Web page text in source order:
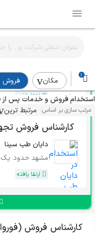
1
مکان فروش
استخدام فروش و خدمات پس
مرتب سازی بر اساس: مرتبط ترین
کارشناس فروش
بابلسر در چند
ارتقا یافته
کارشناس فروش
دایان طب سینا
مشهدحدود
ارتقا یافته
کارشناس فروش